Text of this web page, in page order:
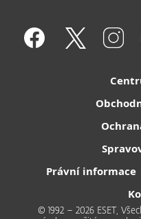
Právní informace
© 1992 – 2026 ESET,